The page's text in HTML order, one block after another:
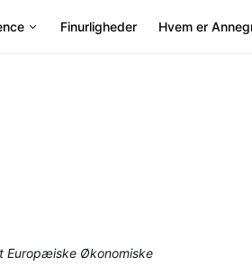
Finurligheder Hvem er
Europæiske Økonomiske